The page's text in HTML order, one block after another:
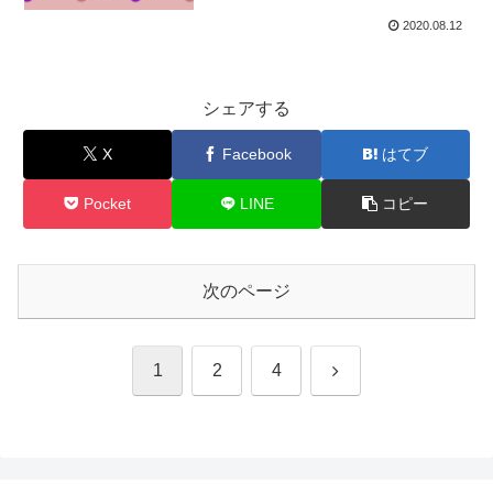
2020.08.12
シェアする
X Facebook はてブ
Pocket LINE コピー
次のページ
1 2 4 次